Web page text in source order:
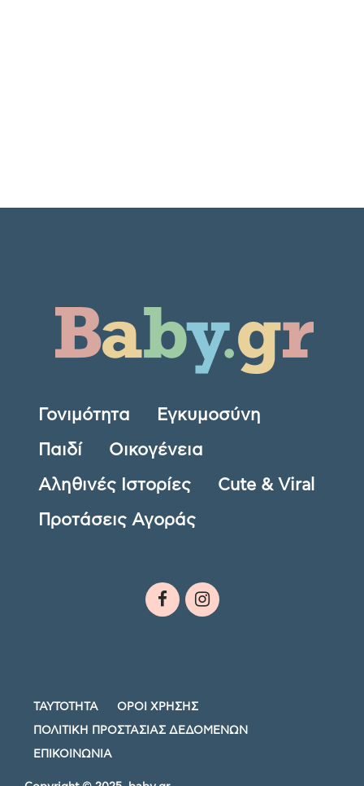
Γονιμότητα Εγκυμοσύνη
Παιδί Οικογένεια
Αληθινές Ιστορίες Cute & Viral
Προτάσεις Αγοράς
ΤΑΥΤΟΤΗΤΑ ΟΡΟΙ ΧΡΗΣΗΣ
ΠΟΛΙΤΙΚΗ ΠΡΟΣΤΑΣΙΑΣ ΔΕΔΟΜΕΝΩΝ
ΕΠΙΚΟΙΝΩΝΙΑ